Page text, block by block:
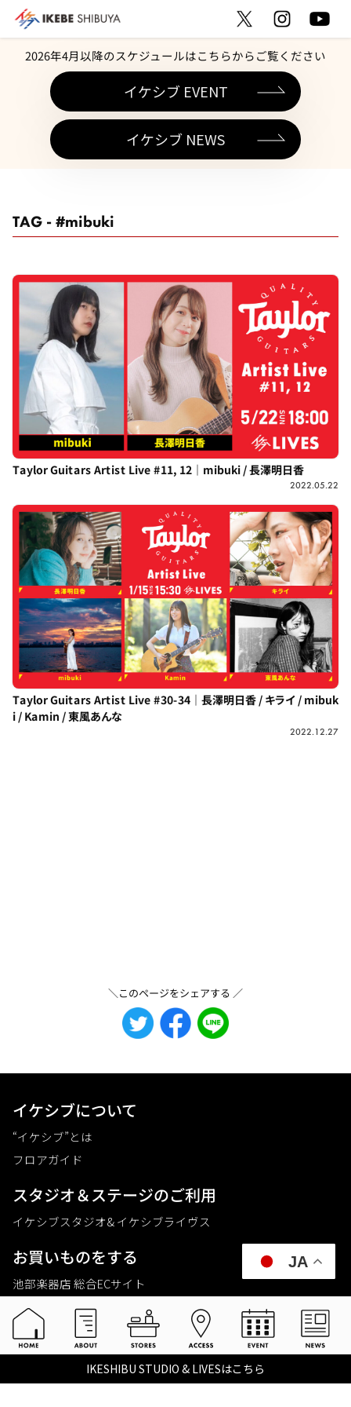
IKESHIBU STUDIO & LIVESはこちら
2026年4月以降のスケジュールはこちらからご覧ください
イケシブ EVENT
イケシブ NEWS
TAG - #mibuki
Taylor Guitars Artist Live #11, 12｜mibuki / 長澤明日香
2022.05.22
Taylor Guitars Artist Live #30-34｜長澤明日香 / キライ / mibuk
i / Kamin / 東風あんな
2022.12.27
＼このページをシェアする ／
イケシブについて
“イケシブ”とは
フロアガイド
スタジオ＆ステージのご利⽤
イケシブスタジオ& イケシブライヴス
お買いものをする
池部楽器店 総合ECサイト
池部楽器店 店舗一覧
Tax-free
楽器関連情報を見る
JA